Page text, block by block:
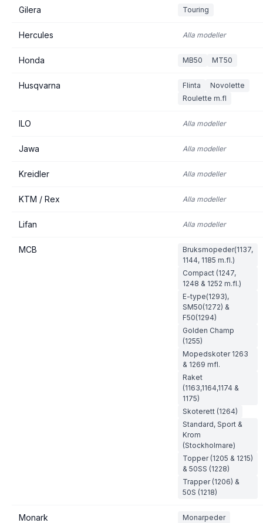
Gilera Touring
Hercules Alla modeller
Honda MB50 MT50
Husqvarna Flinta
Novolette
Roulette m.fl
ILO Alla modeller
Jawa Alla modeller
Kreidler Alla modeller
KTM / Rex Alla modeller
Lifan Alla modeller
MCB
Bruksmopeder(1137,
1144, 1185 m.fl.)
Compact (1247,
1248 & 1252 m.fl.)
E-type(1293),
SM50(1272) &
F50(1294)
Golden Champ
(1255)
Mopedskoter 1263
& 1269 mfl.
Raket
(1163,1164,1174 &
1175)
Skoterett (1264)
Standard, Sport &
Krom
(Stockholmare)
Topper (1205 & 1215)
& 50SS (1228)
Trapper (1206) &
50S (1218)
Monark
Monarpeder